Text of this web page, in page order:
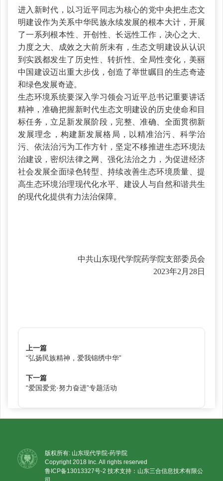
进入新时代，以习近平同志为核心的党中央把生态文
明建设作为关系中华民族永续发展的根本大计，开展
了一系列根本性、开创性、长远性工作，决心之大、
力度之大、成效之大前所未有，生态文明建设从认识
到实践都发生了历史性、转折性、全局性变化，美丽
中国建设迈出重大步伐，创造了举世瞩目的生态奇迹
和绿色发展奇迹。
生态环境系统要深入学习领会习近平总书记重要讲话
精神，准确把握新时代生态文明建设的历史使命和目
标任务，立足新发展阶段，完整、准确、全面贯彻新
发展理念，构建新发展格局，以精准治污、科学治
污、依法治污为工作方针，坚定不移推进生态环境法
治建设，密织法律之网、强化法治之力，为促进经济
社会发展全面绿色转型、持续改善生态环境质量、提
高生态环境治理现代化水平、建设人与自然和谐共生
的现代化提供有力法治保障。
中共山东现代学院药学院支部委员会
2023年2月28日
上一篇
“弘扬民族精神，爱我锦绣中华”
下一篇
“爱国爱党·努力奋进”专题活动
版权所有: 山东现代学院-药学院
Copyright 2018 Inc. All rights reserved
鲁ICP备13013327号-2 技术支持：山东三合信息技术有限公